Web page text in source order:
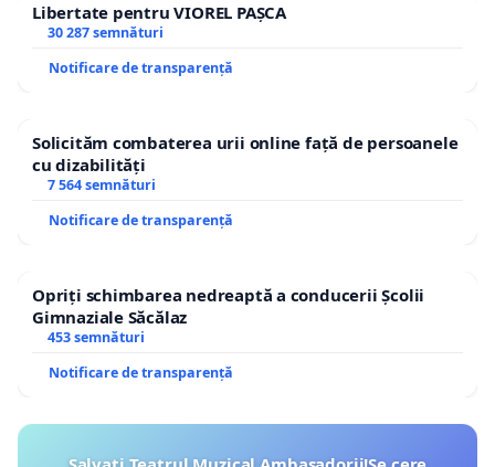
Libertate pentru VIOREL PAȘCA
30 287 semnături
Notificare de transparență
Solicităm combaterea urii online față de persoanele
cu dizabilități
7 564 semnături
Notificare de transparență
Opriți schimbarea nedreaptă a conducerii Școlii
Gimnaziale Săcălaz
453 semnături
Notificare de transparență